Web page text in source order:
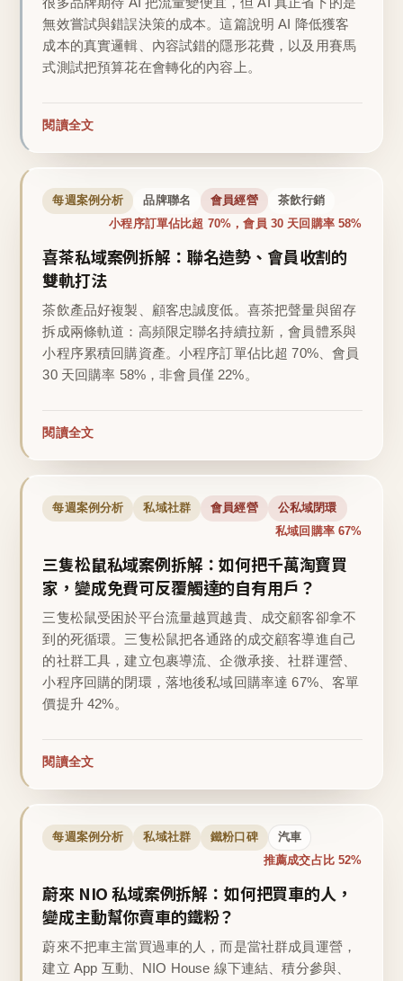
無效嘗試與錯誤決策的成本。這篇說明 AI 降低獲客
成本的真實邏輯、內容試錯的隱形花費，以及用賽馬
式測試把預算花在會轉化的內容上。
閱讀全文
每週案例分析 品牌聯名 會員經營 茶飲行銷
小程序訂單佔比超 70%，會員 30 天回購率 58%
喜茶私域案例拆解：聯名造勢、會員收割的
雙軌打法
茶飲產品好複製、顧客忠誠度低。喜茶把聲量與留存
拆成兩條軌道：高頻限定聯名持續拉新，會員體系與
小程序累積回購資產。小程序訂單佔比超 70%、會員
30 天回購率 58%，非會員僅 22%。
閱讀全文
每週案例分析 私域社群 會員經營 公私域閉環
私域回購率 67%
三隻松鼠私域案例拆解：如何把千萬淘寶買
家，變成免費可反覆觸達的自有用戶？
三隻松鼠受困於平台流量越買越貴、成交顧客卻拿不
到的死循環。三隻松鼠把各通路的成交顧客導進自己
的社群工具，建立包裹導流、企微承接、社群運營、
小程序回購的閉環，落地後私域回購率達 67%、客單
價提升 42%。
閱讀全文
每週案例分析 私域社群 鐵粉口碑 汽車
推薦成交占比 52%
蔚來 NIO 私域案例拆解：如何把買車的人，
變成主動幫你賣車的鐵粉？
蔚來不把車主當買過車的人，而是當社群成員運營，
建立 App 互動、NIO House 線下連結、積分參與、